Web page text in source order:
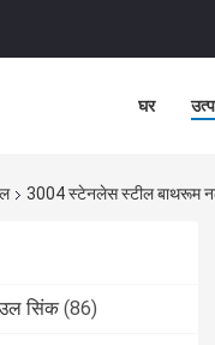
घर
3004 स्टेनलेस स्टील बाथरूम
सिंक (86)